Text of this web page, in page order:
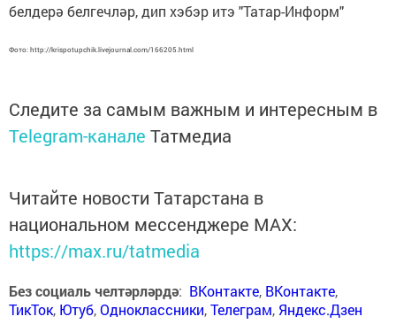
белдерә белгечләр, дип хэбэр итэ "Татар-Информ"
Фото: http://krispotupchik.livejournal.com/166205.html
Следите за самым важным и интересным в
Telegram-канале Татмедиа
Читайте новости Татарстана в
национальном мессенджере MАХ:
https://max.ru/tatmedia
Без социаль челтәрләрдә: ВКонтакте, ВКонтакте,
ТикТок, Ютуб,Одноклассники,Телеграм, Яндекс.Дзен